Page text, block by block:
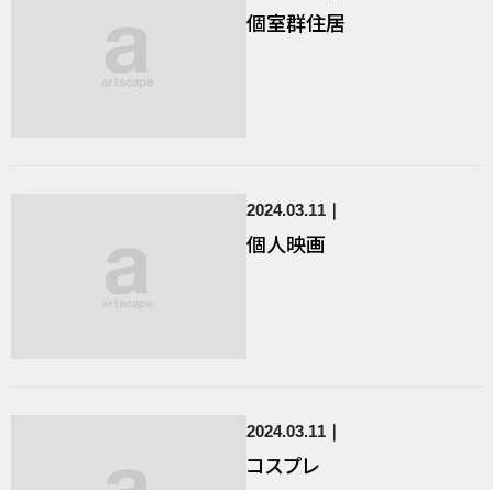
個室群住居
2024.03.11
個人映画
2024.03.11
コスプレ